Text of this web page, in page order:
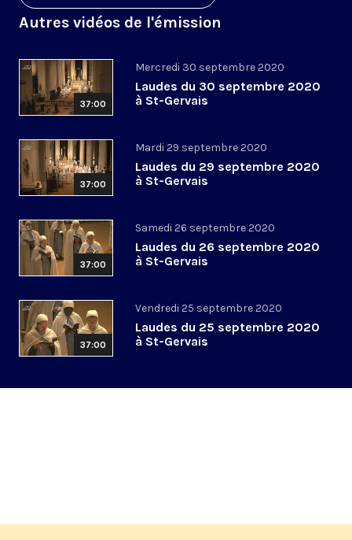
Autres vidéos de l'émission
37:00
Mercredi 30 septembre 2020
Laudes du 30 septembre 2020
à St-Gervais
37:00
Mardi 29 septembre 2020
Laudes du 29 septembre 2020
à St-Gervais
37:00
Samedi 26 septembre 2020
Laudes du 26 septembre 2020
à St-Gervais
37:00
Vendredi 25 septembre 2020
Laudes du 25 septembre 2020
à St-Gervais